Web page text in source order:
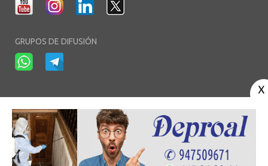
GRUPOS DE DIFUSIÓN
Aviso Legal-Política de Privacidad- Política de Cookies-Área privada